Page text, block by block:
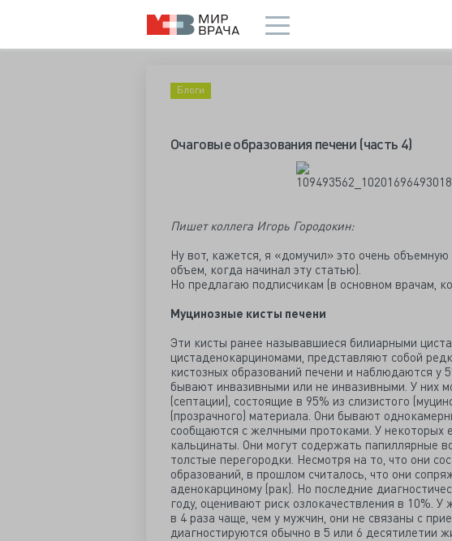
Блоги
Очаговые образования печени (часть 4)
Пишет коллега Игорь Городокин:
Ну вот, кажется, я «домучил» это очень
объем, когда начинал эту статью).
Но предлагаю подписчикам (в основном врачам,
Муцинозные кисты печени
Эти кисты ранее называвшиеся билиарными
цистаденокарциномами, представляют собой
кистозных образований печени и наблюдаются у
бывают инвазивными или не инвазивными. У них
(септации), состоящие в 95% из слизистого
(прозрачного) материала. Они бывают
сообщаются с желчными протоками. У некоторых
кальцинаты. Они могут содержать папиллярные
толстые перегородки. Несмотря на то, что они
образований, в прошлом считалось, что они
аденокарциному (рак). Но последние
году, оценивают риск озлокачествления в 10%.
в 4 раза чаще, чем у мужчин, они не связаны с
диагностируются обычно в 5 или 6 десятилетии